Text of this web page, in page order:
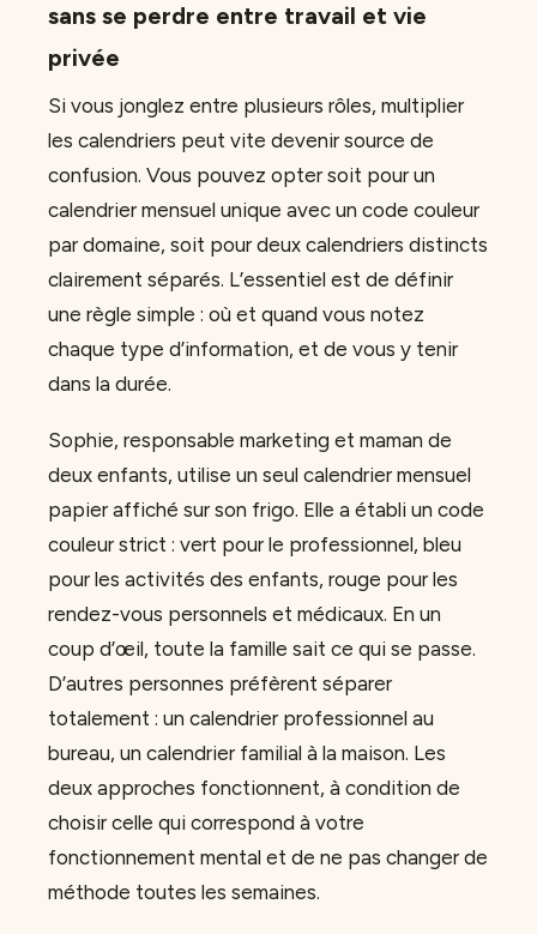
sans se perdre entre travail et vie
privée
Si vous jonglez entre plusieurs rôles, multiplier
les calendriers peut vite devenir source de
confusion. Vous pouvez opter soit pour un
calendrier mensuel unique avec un code couleur
par domaine, soit pour deux calendriers distincts
clairement séparés. L’essentiel est de définir
une règle simple : où et quand vous notez
chaque type d’information, et de vous y tenir
dans la durée.
Sophie, responsable marketing et maman de
deux enfants, utilise un seul calendrier mensuel
papier affiché sur son frigo. Elle a établi un code
couleur strict : vert pour le professionnel, bleu
pour les activités des enfants, rouge pour les
rendez-vous personnels et médicaux. En un
coup d’œil, toute la famille sait ce qui se passe.
D’autres personnes préfèrent séparer
totalement : un calendrier professionnel au
bureau, un calendrier familial à la maison. Les
deux approches fonctionnent, à condition de
choisir celle qui correspond à votre
fonctionnement mental et de ne pas changer de
méthode toutes les semaines.